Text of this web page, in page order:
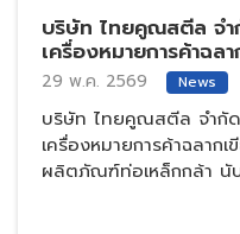
บริษัท ไทยคูณสตีล จำ
เครื่องหมายการค้าฉล
แรกในประเทศไทย ใ
(TGL-125/2-24)
29 พ.ค. 2569 News
บริษัท ไทยคูณสตีล จำกัด
เครื่องหมายการค้าฉลาก
ผลิตภัณฑ์ท่อเหล็กกล้า นับ